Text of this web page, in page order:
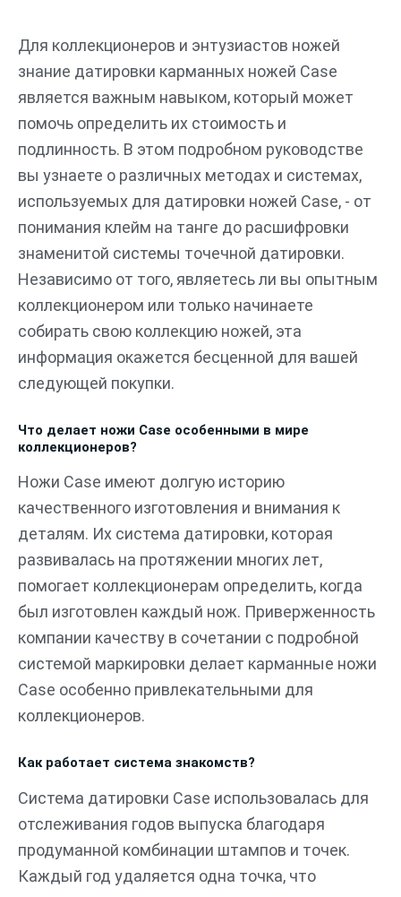
содержимому
Для коллекционеров и энтузиастов ножей
знание датировки карманных ножей Case
является важным навыком, который может
помочь определить их стоимость и
подлинность. В этом подробном руководстве
вы узнаете о различных методах и системах,
используемых для датировки ножей Case, - от
понимания клейм на танге до расшифровки
знаменитой системы точечной датировки.
Независимо от того, являетесь ли вы опытным
коллекционером или только начинаете
собирать свою коллекцию ножей, эта
информация окажется бесценной для вашей
следующей покупки.
Что делает ножи Case особенными в мире
коллекционеров?
Ножи Case имеют долгую историю
качественного изготовления и внимания к
деталям. Их система датировки, которая
развивалась на протяжении многих лет,
помогает коллекционерам определить, когда
был изготовлен каждый нож. Приверженность
компании качеству в сочетании с подробной
системой маркировки делает карманные ножи
Case особенно привлекательными для
коллекционеров.
Как работает система знакомств?
Система датировки Case использовалась для
отслеживания годов выпуска благодаря
продуманной комбинации штампов и точек.
Каждый год удаляется одна точка, что